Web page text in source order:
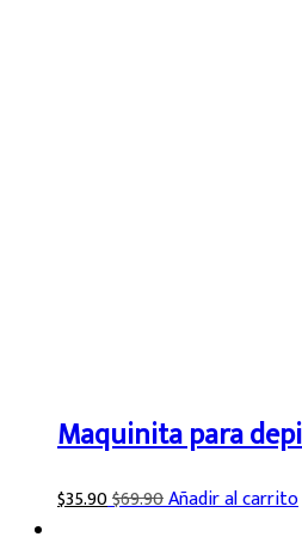
Maquinita para
$35.90$69.90Añadir al carrito